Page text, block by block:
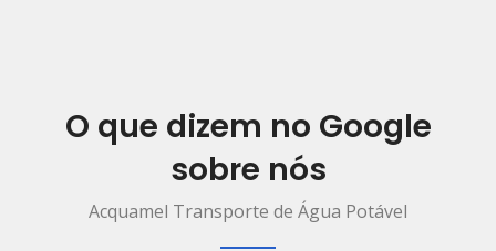
O que dizem no Google
sobre nós
Acquamel Transporte de Água Potável